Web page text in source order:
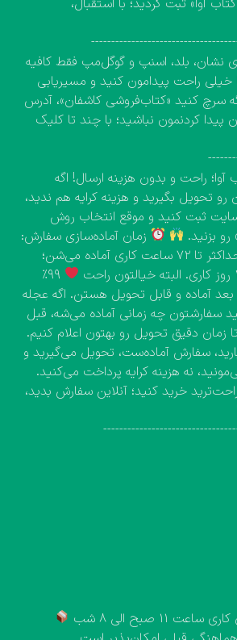
نشان، بلد، اسنپ و گوگل‌مپ فقط کافیه
خیلی راحت پیدامون کنید و مسیریابی
سرچ کنید «کتاب‌فروشی کاشفان»، آدرس
پیدا کردنمون نباشید؛ با چند تا کلیک
راحت و بدون هزینه ارسال! اگه
تحویل بگیرید و هزینه کرایه هم ندید،
ثبت کنید و موقع انتخاب روش
بزنید.
زمان آماده‌سازی سفارش:
سفارش‌ها حداقل ۱ ساعت و حداکثر تا ۷۲ ساعت کاری آماده می‌شن؛
۹۹٪
آماده و قابل تحویل هستن. اگه عجله
سفارشتون چه زمانی آماده می‌شه، قبل
زمان دقیق تحویل رو بهتون اعلام کنیم.
سفارش آماده‌ست، تحویل می‌گیرید و
نه هزینه کرایه پرداخت می‌کنید.
خرید کنید؛ آنلاین سفارش بدید،
صبح الی ۸ شب